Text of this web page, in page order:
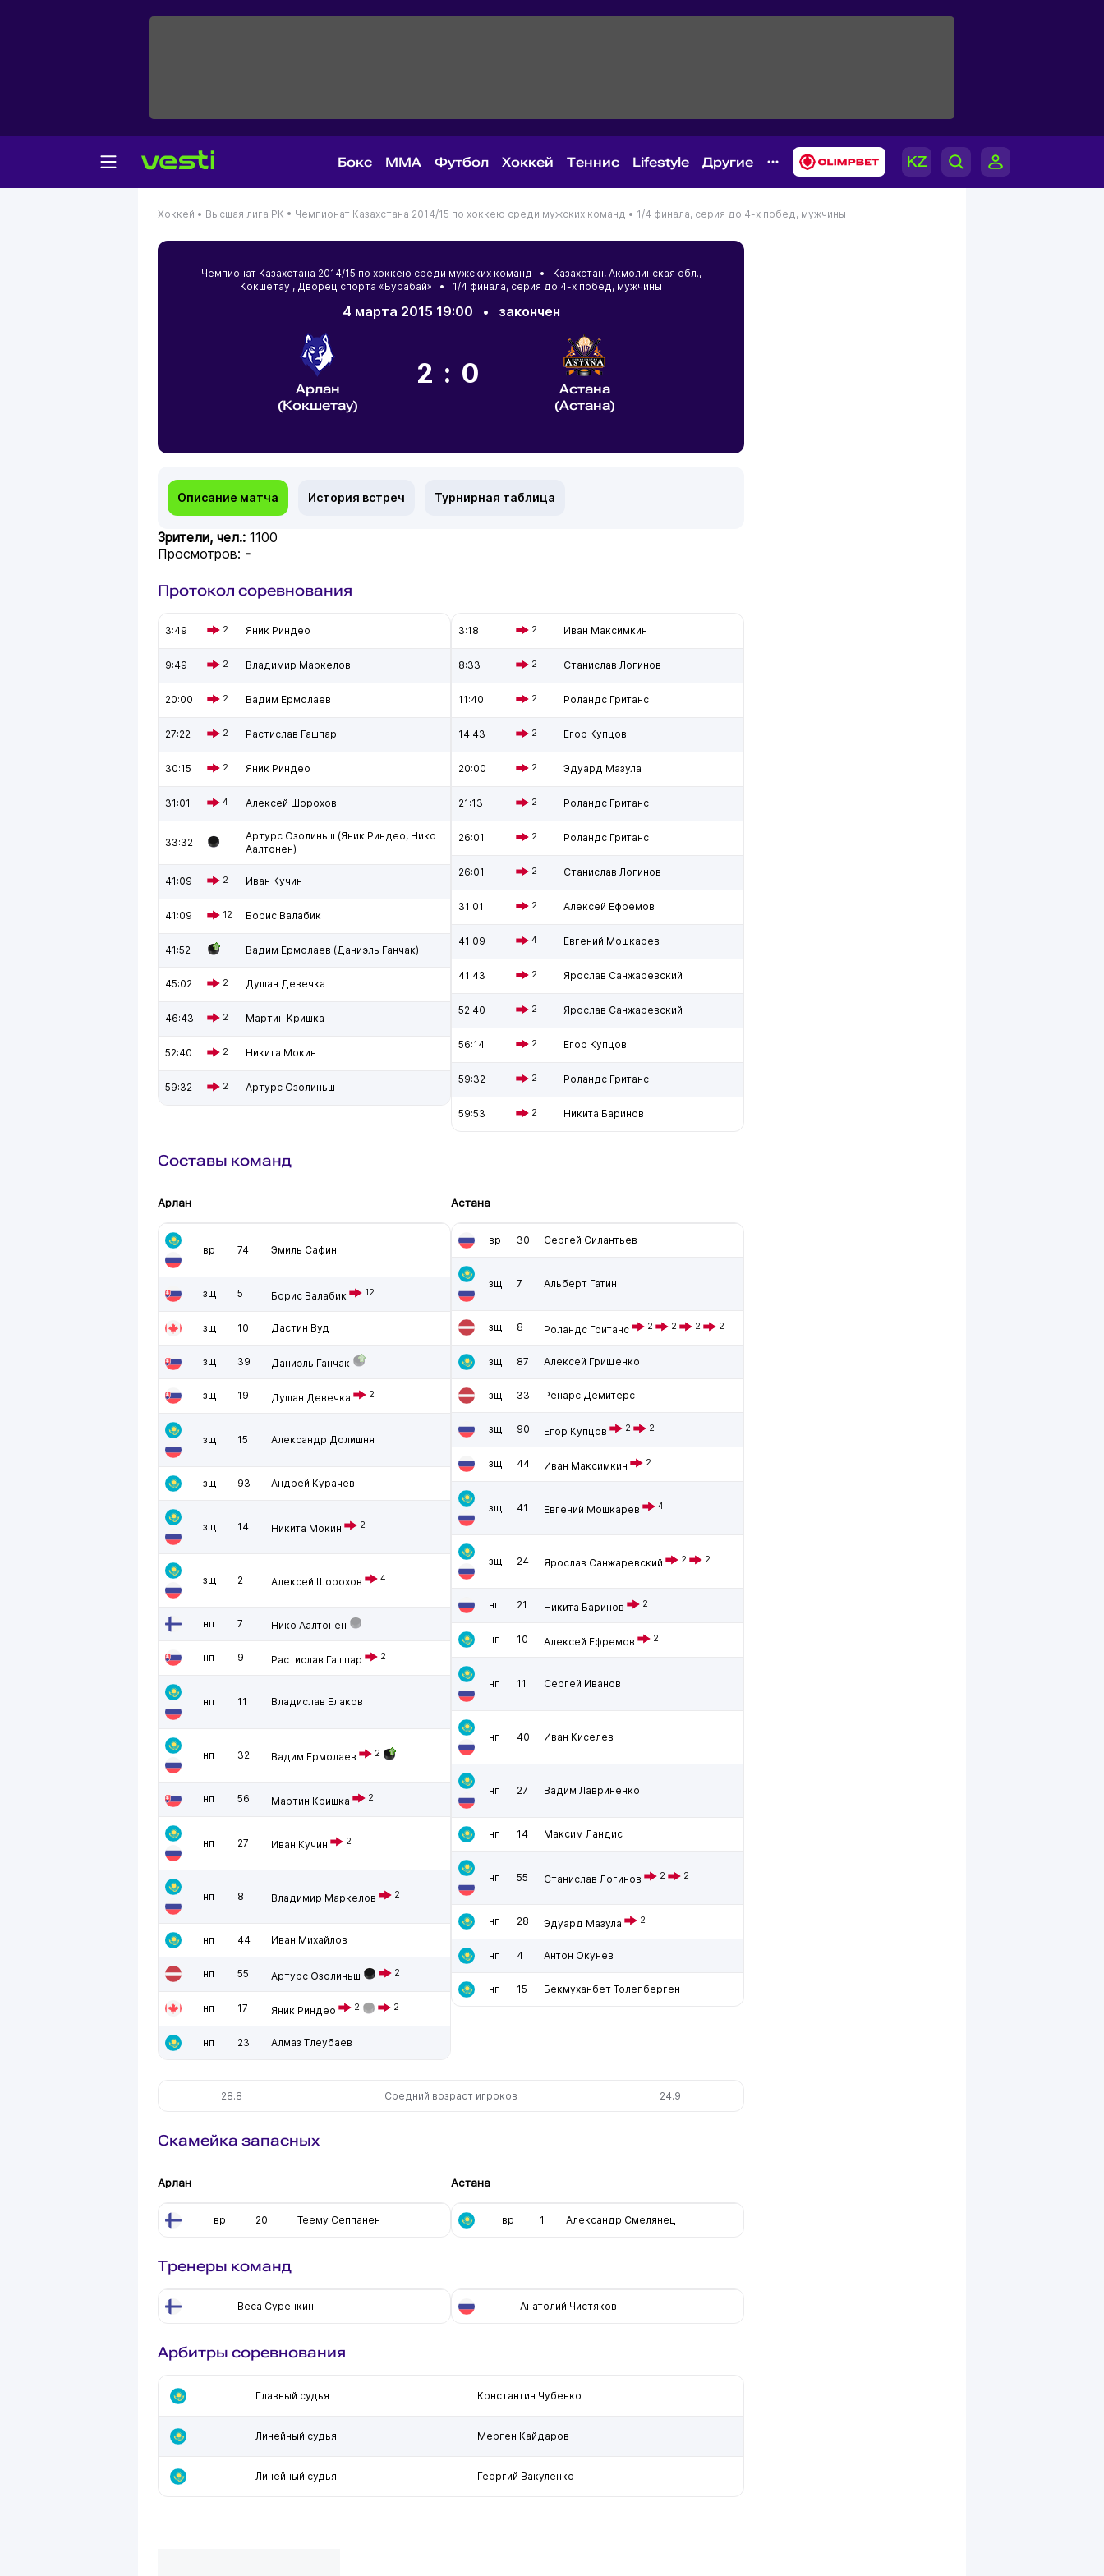
Бокс MMA Футбол Хоккей Теннис Lifestyle Другие
Хоккей • Высшая лига РК • Чемпионат Казахстана 2014/15 по хоккею среди мужских команд • 1/4 финала, серия до 4-х побед, мужчины
Чемпионат Казахстана 2014/15 по хоккею среди мужских команд • Казахстан, Акмолинская обл.,
Кокшетау , Дворец спорта «Бурабай» • 1/4 финала, серия до 4-х побед, мужчины
4 марта 2015 19:00 • закончен
Арлан
(Кокшетау)
2:0
Астана
(Астана)
Описание матча История встреч Турнирная таблица
Зрители, чел.: 1100
Просмотров: -
Протокол соревнования
3:49 2 Яник Риндео
9:49 2 Владимир Маркелов
20:00 2 Вадим Ермолаев
27:22 2 Растислав Гашпар
30:15 2 Яник Риндео
31:01 4 Алексей Шорохов
33:32
Артурс Озолиньш (Яник Риндео, Нико
Аалтонен)
41:09 2 Иван Кучин
41:09 12 Борис Валабик
41:52 Вадим Ермолаев (Даниэль Ганчак)
45:02 2 Душан Девечка
46:43 2 Мартин Кришка
52:40 2 Никита Мокин
59:32 2 Артурс Озолиньш
3:18 2 Иван Максимкин
8:33 2 Станислав Логинов
11:40 2 Роландс Гританс
14:43 2 Егор Купцов
20:00 2 Эдуард Мазула
21:13 2 Роландс Гританс
26:01 2 Роландс Гританс
26:01 2 Станислав Логинов
31:01 2 Алексей Ефремов
41:09 4 Евгений Мошкарев
41:43 2 Ярослав Санжаревский
52:40 2 Ярослав Санжаревский
56:14 2 Егор Купцов
59:32 2 Роландс Гританс
59:53 2 Никита Баринов
Составы команд
Арлан
вр 74 Эмиль Сафин
зщ 5 Борис Валабик 12
зщ 10 Дастин Вуд
зщ 39 Даниэль Ганчак
зщ 19 Душан Девечка 2
зщ 15 Александр Долишня
зщ 93 Андрей Курачев
зщ 14 Никита Мокин 2
зщ 2 Алексей Шорохов 4
нп 7 Нико Аалтонен
нп 9 Растислав Гашпар 2
нп 11 Владислав Елаков
нп 32 Вадим Ермолаев 2
нп 56 Мартин Кришка 2
нп 27 Иван Кучин 2
нп 8 Владимир Маркелов 2
нп 44 Иван Михайлов
нп 55 Артурс Озолиньш 2
нп 17 Яник Риндео 2 2
нп 23 Алмаз Тлеубаев
Астана
вр 30 Сергей Силантьев
зщ 7 Альберт Гатин
зщ 8 Роландс Гританс 2 2 2 2
зщ 87 Алексей Грищенко
зщ 33 Ренарс Демитерс
зщ 90 Егор Купцов 2 2
зщ 44 Иван Максимкин 2
зщ 41 Евгений Мошкарев 4
зщ 24 Ярослав Санжаревский 2 2
нп 21 Никита Баринов 2
нп 10 Алексей Ефремов 2
нп 11 Сергей Иванов
нп 40 Иван Киселев
нп 27 Вадим Лавриненко
нп 14 Максим Ландис
нп 55 Станислав Логинов 2 2
нп 28 Эдуард Мазула 2
нп 4 Антон Окунев
нп 15 Бекмуханбет Толепберген
28.8 Средний возраст игроков 24.9
Скамейка запасных
Арлан
вр 20 Теему Сеппанен
Астана
вр 1 Александр Смелянец
Тренеры команд
Веса Суренкин Анатолий Чистяков
Арбитры соревнования
Главный судья Константин Чубенко
Линейный судья Мерген Кайдаров
Линейный судья Георгий Вакуленко